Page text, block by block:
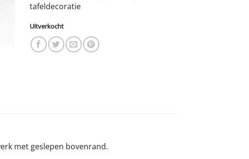
tafeldecoratie
Uitverkocht
met geslepen bovenrand.